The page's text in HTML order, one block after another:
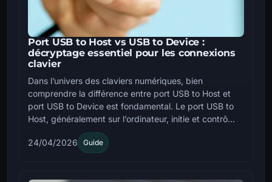
Port USB to Host vs USB to Device :
décryptage essentiel pour les connexions
clavier
Dans l’univers des claviers numériques, bien
comprendre la différence entre port USB to Host et
port USB to Device est fondamental. Le port USB to
Host, généralement sur l’ordinateur, initie et contrô...
24/04/2026 Guide